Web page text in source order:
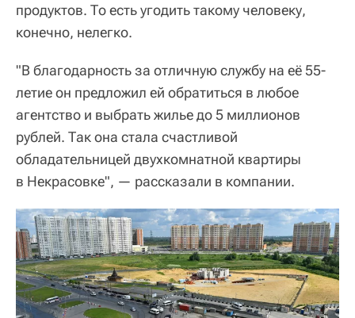
продуктов. То есть угодить такому человеку,
конечно, нелегко.
"В благодарность за отличную службу на её 55-
летие он предложил ей обратиться в любое
агентство и выбрать жилье до 5 миллионов
рублей. Так она стала счастливой
обладательницей двухкомнатной квартиры
в Некрасовке", — рассказали в компании.